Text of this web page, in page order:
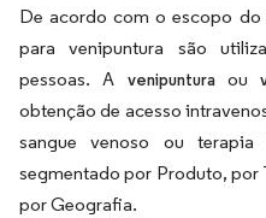
De acordo com o escopo do
para venipuntura são
pessoas. A venipunturaou
obtenção de acesso
sangue venoso ou terapia
segmentado por Produto, por
por Geografia.